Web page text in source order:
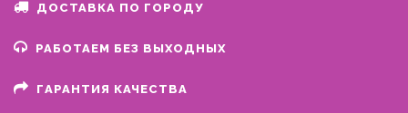
ДОСТАВКА ПО ГОРОДУ
РАБОТАЕМ БЕЗ ВЫХОДНЫХ
ГАРАНТИЯ КАЧЕСТВА